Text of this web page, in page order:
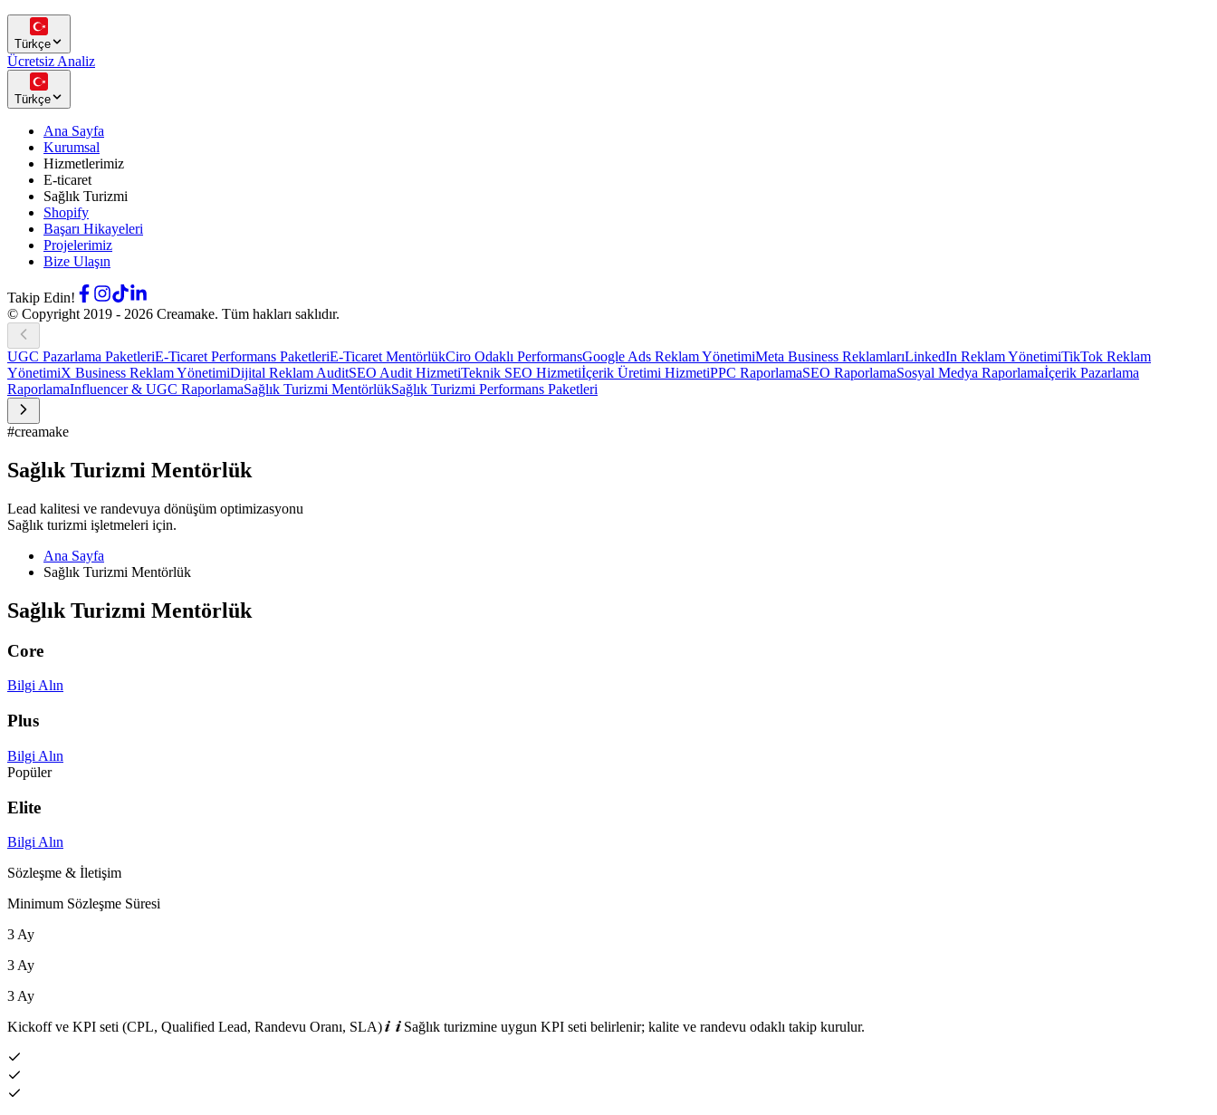
Türkçe
Ücretsiz Analiz
Türkçe
Ana Sayfa
Kurumsal
Hizmetlerimiz
E-ticaret
Sağlık Turizmi
Shopify
Başarı Hikayeleri
Projelerimiz
Bize Ulaşın
Takip Edin!
© Copyright 2019 - 2026 Creamake. Tüm hakları saklıdır.
UGC Pazarlama PaketleriE-Ticaret Performans PaketleriE-Ticaret MentörlükCiro Odaklı PerformansGoogle Ads Reklam YönetimiMeta Business ReklamlarıLinkedIn Reklam YönetimiTikTok Reklam
YönetimiX Business Reklam YönetimiDijital Reklam AuditSEO Audit HizmetiTeknik SEO Hizmetiİçerik Üretimi HizmetiPPC RaporlamaSEO RaporlamaSosyal Medya Raporlamaİçerik Pazarlama
RaporlamaInfluencer & UGC RaporlamaSağlık Turizmi MentörlükSağlık Turizmi Performans Paketleri
#creamake
Sağlık Turizmi Mentörlük
Lead kalitesi ve randevuya dönüşüm optimizasyonu
Sağlık turizmi işletmeleri için.
Ana Sayfa
Sağlık Turizmi Mentörlük
Sağlık Turizmi Mentörlük
Core
Bilgi Alın
Plus
Bilgi Alın
Popüler
Elite
Bilgi Alın
Sözleşme & İletişim
Minimum Sözleşme Süresi
3 Ay
3 Ay
3 Ay
Kickoff ve KPI seti (CPL, Qualified Lead, Randevu Oranı, SLA)
Sağlık turizmine uygun KPI seti belirlenir; kalite ve randevu odaklı takip kurulur.